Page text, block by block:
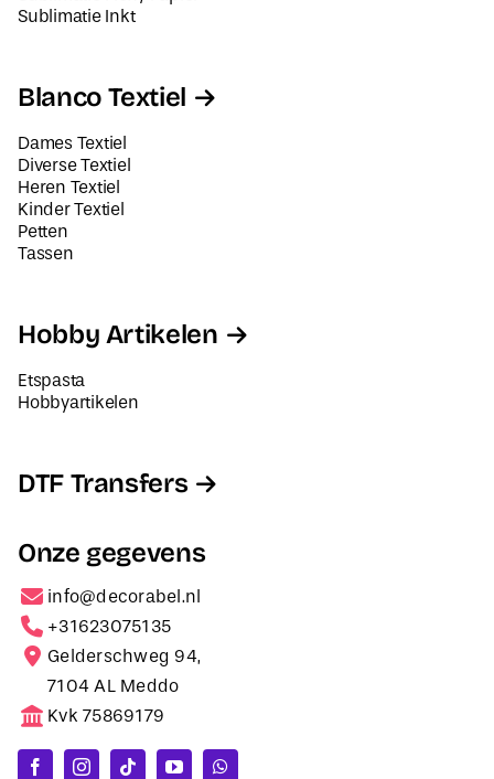
Sublimatie Inkt
Blanco Textiel
Dames Textiel
Diverse Textiel
Heren Textiel
Kinder Textiel
Petten
Tassen
Hobby Artikelen
Etspasta
Hobbyartikelen
DTF Transfers
Onze gegevens
info@decorabel.nl
+31623075135
Gelderschweg 94,
7104 AL Meddo
Kvk 75869179